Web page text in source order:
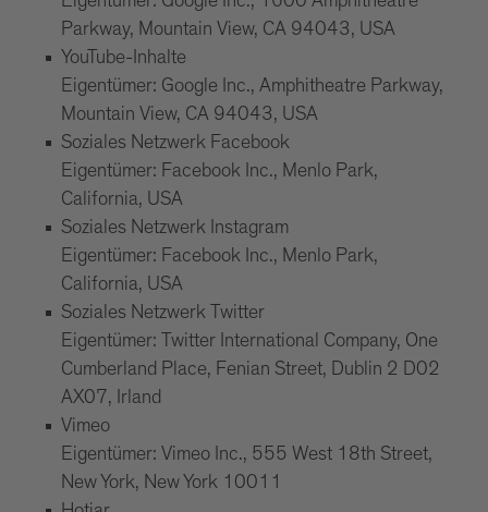
Parkway, Mountain View, CA 94043, USA
YouTube-Inhalte
Eigentümer: Google Inc., Amphitheatre Parkway,
Mountain View, CA 94043, USA
Soziales Netzwerk Facebook
Eigentümer: Facebook Inc., Menlo Park,
California, USA
Soziales Netzwerk Instagram
Eigentümer: Facebook Inc., Menlo Park,
California, USA
Soziales Netzwerk Twitter
Eigentümer: Twitter International Company, One
Cumberland Place, Fenian Street, Dublin 2 D02
AX07, Irland
Vimeo
Eigentümer: Vimeo Inc., 555 West 18th Street,
New York, New York 10011